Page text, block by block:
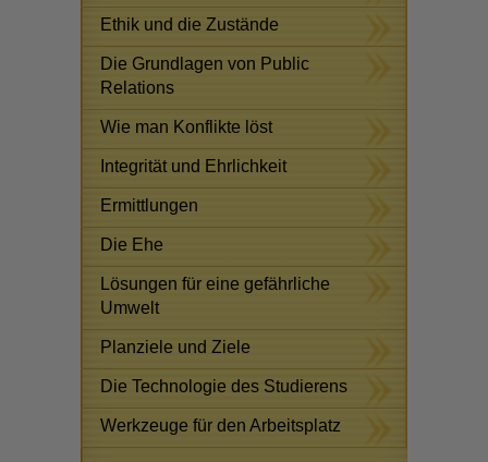
Ethik und die Zustände
Die Grundlagen von Public
Relations
Wie man Konflikte löst
Integrität und Ehrlichkeit
Ermittlungen
Die Ehe
Lösungen für eine gefährliche
Umwelt
Planziele und Ziele
Die Technologie des Studierens
Werkzeuge für den Arbeitsplatz